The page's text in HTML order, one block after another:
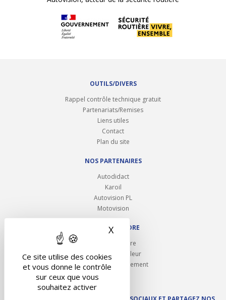
Ce site utilise des cookies
et vous donne le contrôle
sur ceux que vous
souhaitez activer
X Masquer le bandeau des
OUTILS/DIVERS
Rappel contrôle technique gratuit
Partenariats/Remises
Liens utiles
Contact
Plan du site
NOS PARTENAIRES
Autodidact
Karoil
Autovision PL
Motovision
NOUS REJOINDRE
Ouvrir un centre
Devenez contrôleur
Carrières et recrutement